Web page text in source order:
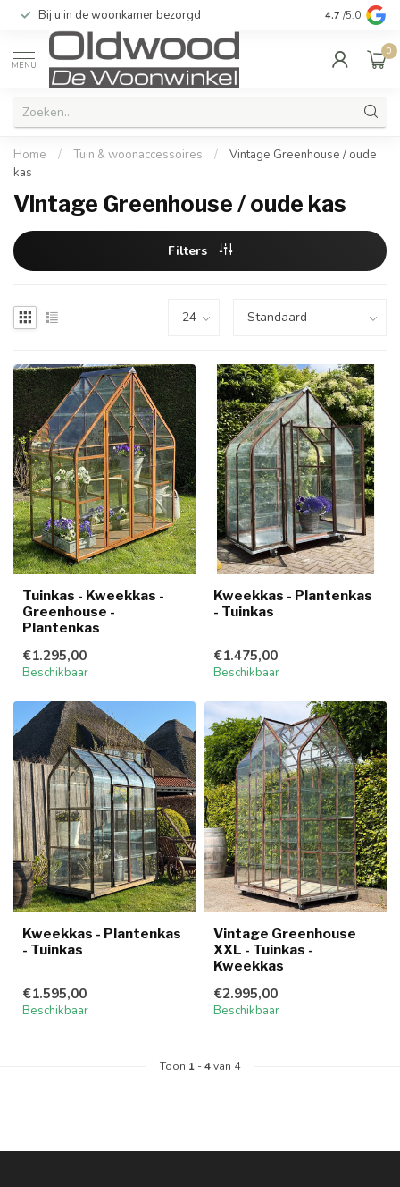
Bij u in de woonkamer bezorgd Kwaliteit &
4.7 /5.0
MENU
0
Home / Tuin & woonaccessoires /
Vintage Greenhouse / oude
kas
Vintage Greenhouse / oude kas
Filters
Tuinkas - Kweekkas -
Greenhouse -
Plantenkas
€1.295,00
Beschikbaar
Kweekkas - Plantenkas
- Tuinkas
€1.475,00
Beschikbaar
Kweekkas - Plantenkas
- Tuinkas
€1.595,00
Beschikbaar
Vintage Greenhouse
XXL - Tuinkas -
Kweekkas
€2.995,00
Beschikbaar
Toon 1 -4van 4